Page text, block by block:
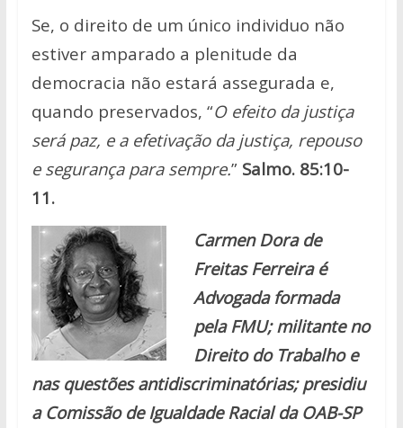
Se, o direito de um único individuo não
estiver amparado a plenitude da
democracia não estará assegurada e,
quando preservados, “O efeito da justiça
será paz, e a efetivação da justiça, repouso
e segurança para sempre.”Salmo. 85:10-
11.
Carmen Dora de
Freitas Ferreira é
Advogada formada
pela FMU; militante no
Direito do Trabalho e
nas questões antidiscriminatórias;presidiu
a Comissão de Igualdade Racial da OAB-SP